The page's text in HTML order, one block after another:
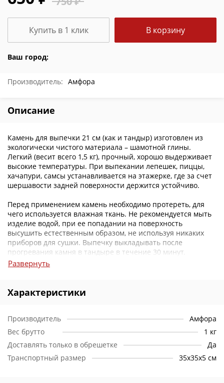
Ваш город:
В корзину
Купить в 1 клик
Производитель: Амфора
Описание
Камень для выпечки 21 см (как и тандыр) изготовлен из
экологически чистого материала – шамотной глины.
Легкий (весит всего 1,5 кг), прочный, хорошо выдерживает
высокие температуры. При выпекании лепешек, пиццы,
хачапури, самсы устанавливается на этажерке, где за счет
шершавости задней поверхности держится устойчиво.
Перед применением камень необходимо протереть, для
чего используется влажная ткань. Не рекомендуется мыть
изделие водой, при ее попадании на поверхность
высушить естественным образом, не используя никаких
приборов для сушки. Выпечку выкладывать после
прогревания камня в тандыре в течение 30 минут.
Развернуть
Характеристики
Производитель
Амфора
Вес брутто
1 кг
Доставлять только в обрешетке
Да
Транспортный размер
35х35х5 см